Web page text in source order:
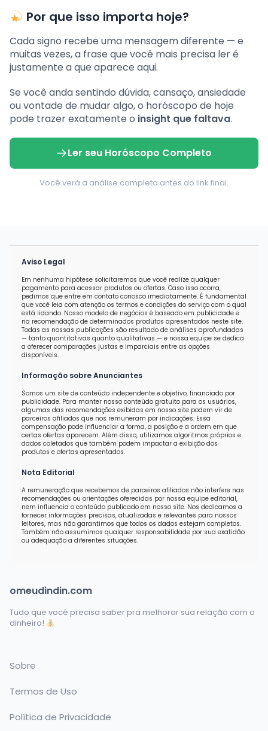
Por que isso importa hoje?
Cada signo recebe uma mensagem diferente — e
muitas vezes, a frase que você mais precisa ler é
justamente a que aparece aqui.
Se você anda sentindo dúvida, cansaço, ansiedade
ou vontade de mudar algo, o horóscopo de hoje
pode trazer exatamente o insight que faltava.
Ler seu Horóscopo Completo
Você verá a análise completa antes do link final.
Aviso Legal
Em nenhuma hipótese solicitaremos que você realize qualquer
pagamento para acessar produtos ou ofertas. Caso isso ocorra,
pedimos que entre em contato conosco imediatamente. É fundamental
que você leia com atenção os termos e condições do serviço com o qual
está lidando. Nosso modelo de negócios é baseado em publicidade e
na recomendação de determinados produtos apresentados neste site.
Todas as nossas publicações são resultado de análises aprofundadas
— tanto quantitativas quanto qualitativas — e nossa equipe se dedica
a oferecer comparações justas e imparciais entre as opções
disponíveis.
Informação sobre Anunciantes
Somos um site de conteúdo independente e objetivo, financiado por
publicidade. Para manter nosso conteúdo gratuito para os usuários,
algumas das recomendações exibidas em nosso site podem vir de
parceiros afiliados que nos remuneram por indicações. Essa
compensação pode influenciar a forma, a posição e a ordem em que
certas ofertas aparecem. Além disso, utilizamos algoritmos próprios e
dados coletados que também podem impactar a exibição dos
produtos e ofertas apresentados.
Nota Editorial
A remuneração que recebemos de parceiros afiliados não interfere nas
recomendações ou orientações oferecidas por nossa equipe editorial,
nem influencia o conteúdo publicado em nosso site. Nos dedicamos a
fornecer informações precisas, atualizadas e relevantes para nossos
leitores, mas não garantimos que todos os dados estejam completos.
Também não assumimos qualquer responsabilidade por sua exatidão
ou adequação a diferentes situações.
omeudindin.com
Tudo que você precisa saber pra melhorar sua relação com o
dinheiro!
Sobre
Termos de Uso
Política de Privacidade